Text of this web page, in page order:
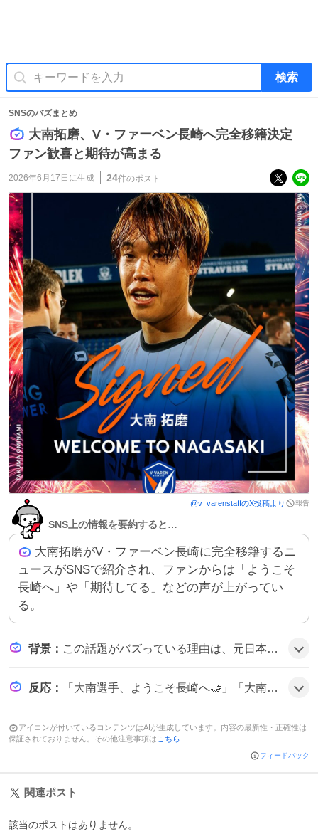
検索
SNSのバズまとめ
大南拓磨、V・ファーベン長崎へ完全移籍決定
ファン歓喜と期待が高まる
2026年6月17日 に生成 24件のポスト
@v_varenstaffのX投稿より 報告
SNS上の情報を要約すると…
大南拓磨がV・ファーベン長崎に完全移籍するニ
ュースがSNSで紹介され、ファンからは「ようこそ
長崎へ」や「期待してる」などの声が上がってい
る。
背景 ： この話題がバズっている理由は、元日本代表DFが海外トップリーグから帰国し、地元J1チームに加入するというドラマティックな展開がファンの期待感を刺激したことにあるようだ。
反応 ： 「大南選手、ようこそ長崎へ🤝」「大南拓磨が長崎へ…！！！」「大南選手、本当に来るとは思わんやった」「#大南拓磨 選手を応援してます」など、投稿者は歓迎や期待の声を多数寄せている様子だ。
アイコンが付いているコンテンツはAIが生成しています。内容の最新性・正確性は
保証されておりません。その他注意事項は こちら
フィードバック
関連ポスト
該当のポストはありません。